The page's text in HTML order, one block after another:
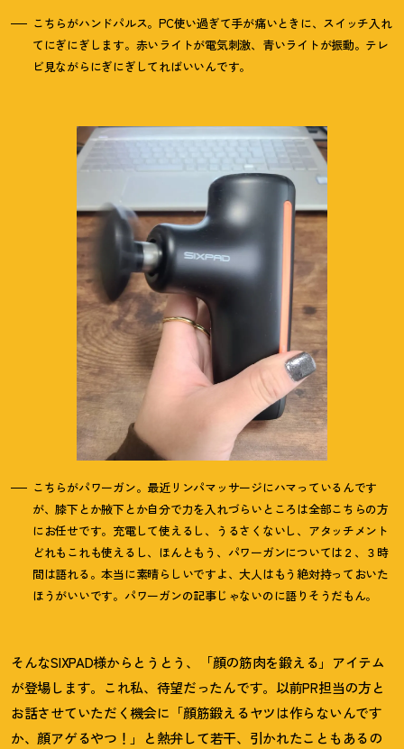
こちらがハンドパルス。PC使い過ぎて手が痛いときに、スイッチ入れ
てにぎにぎします。赤いライトが電気刺激、青いライトが振動。テレ
ビ見ながらにぎにぎしてればいいんです。
こちらがパワーガン。最近リンパマッサージにハマっているんです
が、膝下とか腋下とか自分で力を入れづらいところは全部こちらの方
にお任せです。充電して使えるし、うるさくないし、アタッチメント
どれもこれも使えるし、ほんともう、パワーガンについては２、３時
間は語れる。本当に素晴らしいですよ、大人はもう絶対持っておいた
ほうがいいです。パワーガンの記事じゃないのに語りそうだもん。
そんなSIXPAD様からとうとう、「顔の筋肉を鍛える」アイテム
が登場します。これ私、待望だったんです。以前PR担当の方と
お話させていただく機会に「顔筋鍛えるヤツは作らないんです
か、顔アゲるやつ ！ 」と熱弁して若干、引かれたこともあるの